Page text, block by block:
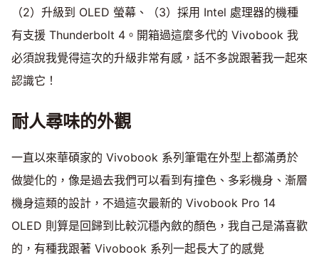
（2）升級到 OLED 螢幕、（3）採用 Intel 處理器的機種
有支援 Thunderbolt 4。開箱過這麼多代的 Vivobook 我
必須說我覺得這次的升級非常有感，話不多說跟著我一起來
認識它！
耐人尋味的外觀
一直以來華碩家的 Vivobook 系列筆電在外型上都滿勇於
做變化的，像是過去我們可以看到有撞色、多彩機身、漸層
機身這類的設計，不過這次最新的 Vivobook Pro 14
OLED 則算是回歸到比較沉穩內斂的顏色，我自己是滿喜歡
的，有種我跟著 Vivobook 系列一起長大了的感覺